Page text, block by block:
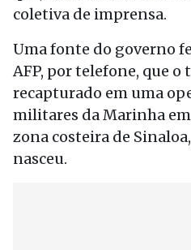
coletiva de imprensa.
Uma fonte do governo
AFP, por telefone, que
recapturado em uma
militares da Marinha
zona costeira de
nasceu.